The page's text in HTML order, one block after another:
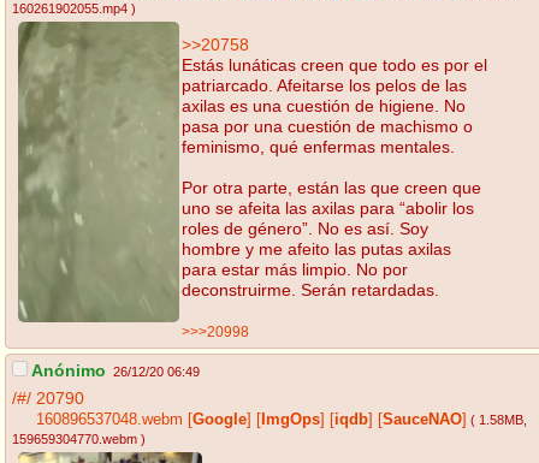
160261902055.mp4 )
>>20758
Estás lunáticas creen que todo es por el
patriarcado. Afeitarse los pelos de las
axilas es una cuestión de higiene. No
pasa por una cuestión de machismo o
feminismo, qué enfermas mentales.
Por otra parte, están las que creen que
uno se afeita las axilas para “abolir los
roles de género”. No es así. Soy
hombre y me afeito las putas axilas
para estar más limpio. No por
deconstruirme. Serán retardadas.
>>>20998
Anónimo 26/12/20 06:49
/#/ 20790
160896537048.webm Google ImgOps iqdb SauceNAO ( 1.58MB
159659304770.webm )